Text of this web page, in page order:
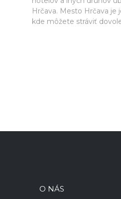
Hrčava. Mesto Hrčava je
kde môžete stráviť
O NÁS